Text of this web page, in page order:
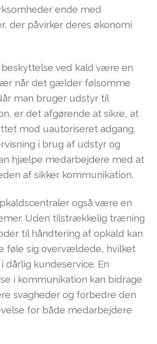
ende med
der påvirker deres økonomi
beskyttelse ved kald være en
når det gælder følsomme
man bruger udstyr til
er det afgørende at sikre, at
mod uautoriseret adgang.
i brug af udstyr og
hjælpe medarbejdere med at
af sikker kommunikation.
også være en
Uden tilstrækkelig træning
til håndtering af opkald kan
føle sig overvældede, hvilket
dårlig kundeservice. En
i kommunikation kan bidrage
svagheder og forbedre den
for både medarbejdere